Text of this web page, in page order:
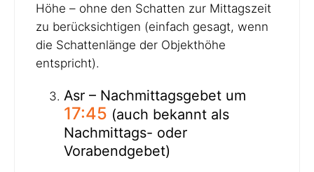
Höhe – ohne den Schatten zur Mittagszeit
zu berücksichtigen (einfach gesagt, wenn
die Schattenlänge der Objekthöhe
entspricht).
Asr – Nachmittagsgebet um
17:45 (auch bekannt als
Nachmittags- oder
Vorabendgebet)